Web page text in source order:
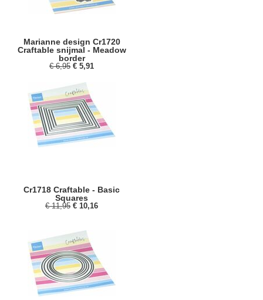
Marianne design Cr1720
Craftable snijmal - Meadow
border
€ 6,95 € 5,91
Cr1718 Craftable - Basic
Squares
€ 11,95 € 10,16